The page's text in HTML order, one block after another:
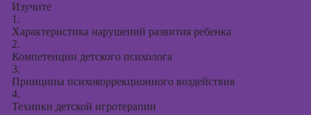
Изучите
1.
Характеристика нарушений развития ребенка
2.
Компетенции детского психолога
3.
Принципы психокоррекционного воздействия
4.
Техники детской игротерапии